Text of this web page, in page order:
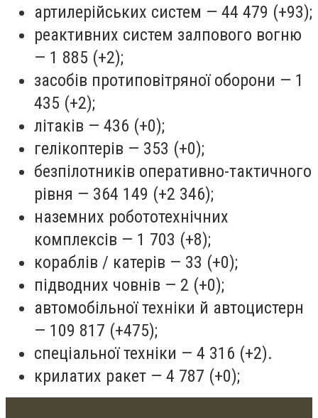
артилерійських систем — 44 479 (+93);
реактивних систем залпового вогню
— 1 885 (+2);
засобів протиповітряної оборони — 1
435 (+2);
літаків — 436 (+0);
гелікоптерів — 353 (+0);
безпілотників оперативно-тактичного
рівня — 364 149 (+2 346);
наземних робототехнічних
комплексів — 1 703 (+8);
кораблів / катерів — 33 (+0);
підводних човнів — 2 (+0);
автомобільної техніки й автоцистерн
— 109 817 (+475);
спеціальної техніки — 4 316 (+2).
крилатих ракет — 4 787 (+0);